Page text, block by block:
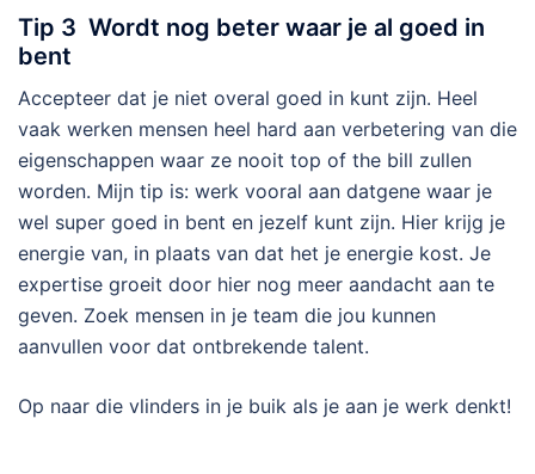
Tip 3 Wordt nog beter waar je al goed in
bent
Accepteer dat je niet overal goed in kunt zijn. Heel
vaak werken mensen heel hard aan verbetering van die
eigenschappen waar ze nooit top of the bill zullen
worden. Mijn tip is: werk vooral aan datgene waar je
wel super goed in bent en jezelf kunt zijn. Hier krijg je
energie van, in plaats van dat het je energie kost. Je
expertise groeit door hier nog meer aandacht aan te
geven. Zoek mensen in je team die jou kunnen
aanvullen voor dat ontbrekende talent.
Op naar die vlinders in je buik als je aan je werk denkt!